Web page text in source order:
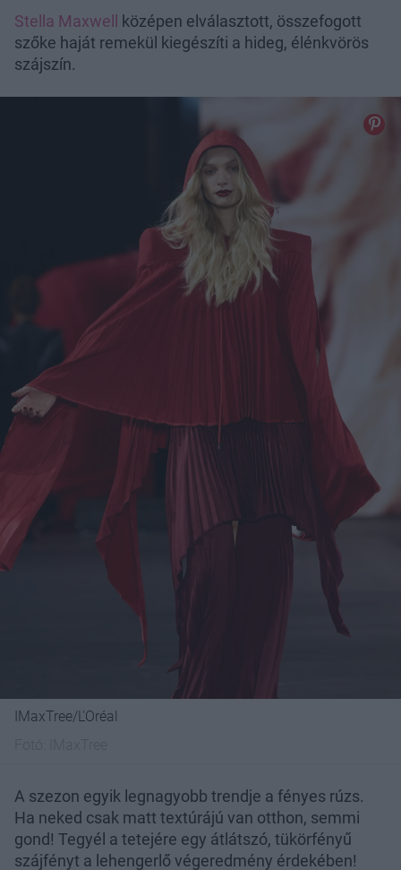
Stella Maxwell
középen elválasztott, összefogott
szőke haját remekül kiegészíti a hideg, élénkvörös
szájszín.
IMaxTree/L'Oréal
A szezon egyik legnagyobb trendje a fényes rúzs.
Ha neked csak matt textúrájú van otthon, semmi
gond! Tegyél a tetejére egy átlátszó, tükörfényű
szájfényt a lehengerlő végeredmény érdekében!